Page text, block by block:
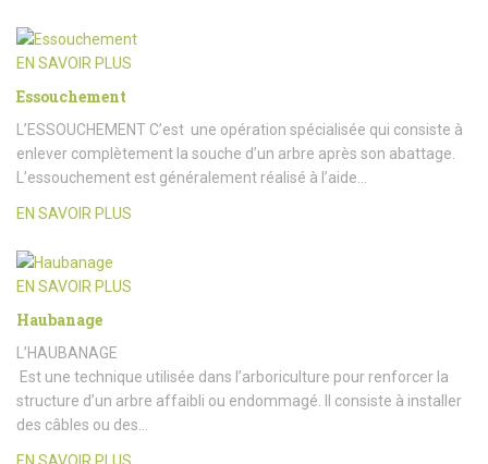
EN SAVOIR PLUS
Essouchement
L’ESSOUCHEMENT C’est une opération spécialisée qui consiste à
enlever complètement la souche d’un arbre après son abattage.
L’essouchement est généralement réalisé à l’aide…
EN SAVOIR PLUS
EN SAVOIR PLUS
Haubanage
L’HAUBANAGE
Est une technique utilisée dans l’arboriculture pour renforcer la
structure d’un arbre affaibli ou endommagé. Il consiste à installer
des câbles ou des…